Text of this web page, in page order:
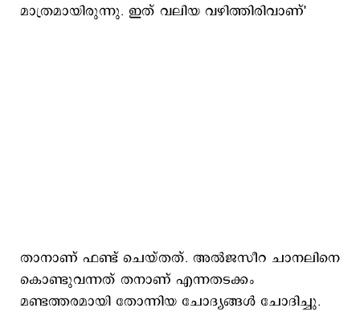
മാത്രമായിരുന്നു. ഇത് വലിയ വഴിത്തിരിവാണ്'
താനാണ് ഫണ്ട് ചെയ്തത്. അല്‍ജസീറ ചാനലിനെ
കൊണ്ടുവന്നത് തനാണ് എന്നതടക്കം
മണ്ടത്തരമായി തോന്നിയ ചോദ്യങ്ങള്‍ ചോദിച്ചു.